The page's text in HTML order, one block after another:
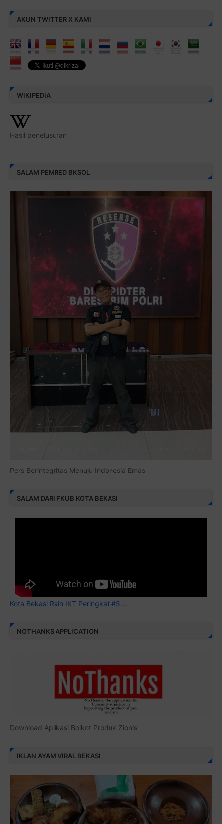
AKUN TWITTER X KAMI
WIKIPEDIA
Hasil penelusuran
SALAM PEMRED BKSOL
Pers Berintegritas Menuju Indonesia Emas
SALAM DARI FKUB KOTA BEKASI
Kota Bekasi Raih IKT Peringkat #5...
NOTHANKS APPLICATION
Download Aplikasi Boikot Produk Zionis
IKLAN AYAM VIRAL BEKASI